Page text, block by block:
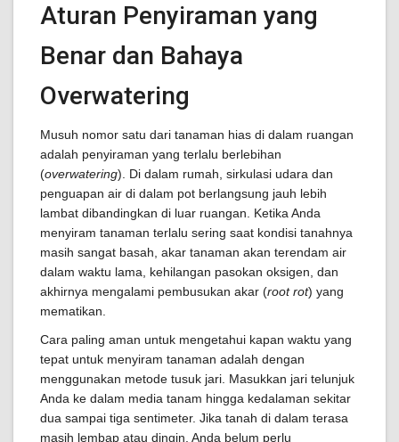
Aturan Penyiraman yang
Benar dan Bahaya
Overwatering
Musuh nomor satu dari tanaman hias di dalam ruangan
adalah penyiraman yang terlalu berlebihan
(overwatering). Di dalam rumah, sirkulasi udara dan
penguapan air di dalam pot berlangsung jauh lebih
lambat dibandingkan di luar ruangan. Ketika Anda
menyiram tanaman terlalu sering saat kondisi tanahnya
masih sangat basah, akar tanaman akan terendam air
dalam waktu lama, kehilangan pasokan oksigen, dan
akhirnya mengalami pembusukan akar (root rot) yang
mematikan.
Cara paling aman untuk mengetahui kapan waktu yang
tepat untuk menyiram tanaman adalah dengan
menggunakan metode tusuk jari. Masukkan jari telunjuk
Anda ke dalam media tanam hingga kedalaman sekitar
dua sampai tiga sentimeter. Jika tanah di dalam terasa
masih lembap atau dingin, Anda belum perlu